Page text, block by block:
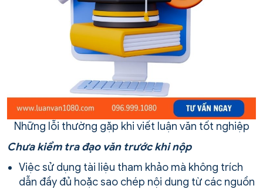
Những lỗi thường gặp khi viết luận văn tốt nghiệp
Chưa kiểm tra đạo văn trước khi nộp
Việc sử dụng tài liệu tham khảo mà không trích
dẫn đầy đủ hoặc sao chép nội dung từ các nguồn